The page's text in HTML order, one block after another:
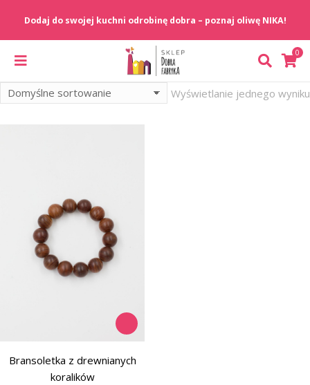
Wyświetlanie jednego wyniku
Bransoletka z drewnianych
koralików